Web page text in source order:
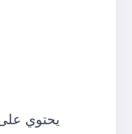
يحتوي